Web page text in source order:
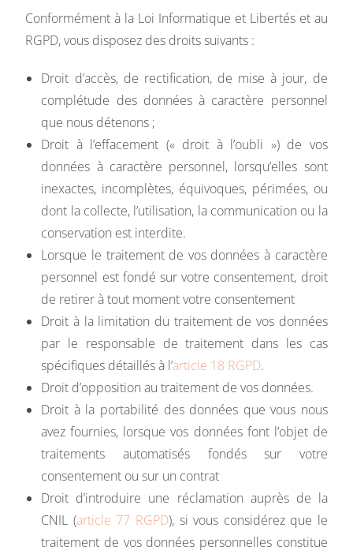
Conformément à la Loi Informatique et Libertés et au
RGPD, vous disposez des droits suivants :
Droit d’accès, de rectification, de mise à jour, de
complétude des données à caractère personnel
que nous détenons ;
Droit à l’effacement (« droit à l’oubli ») de vos
données à caractère personnel, lorsqu’elles sont
inexactes, incomplètes, équivoques, périmées, ou
dont la collecte, l’utilisation, la communication ou la
conservation est interdite.
Lorsque le traitement de vos données à caractère
personnel est fondé sur votre consentement, droit
de retirer à tout moment votre consentement
Droit à la limitation du traitement de vos données
par le responsable de traitement dans les cas
spécifiques détaillés à l’article 18 RGPD.
Droit d’opposition au traitement de vos données.
Droit à la portabilité des données que vous nous
avez fournies, lorsque vos données font l’objet de
traitements automatisés fondés sur votre
consentement ou sur un contrat
Droit d’introduire une réclamation auprès de la
CNIL (article 77 RGPD), si vous considérez que le
traitement de vos données personnelles constitue